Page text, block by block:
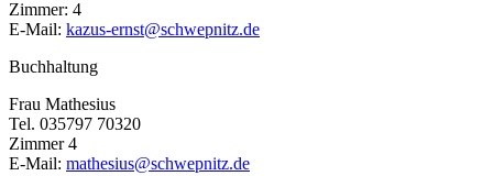
Zimmer: 4
E-Mail: kazus-ernst@schwepnitz.de
Buchhaltung
Frau Mathesius
Tel. 035797 70320
Zimmer 4
E-Mail: mathesius@schwepnitz.de